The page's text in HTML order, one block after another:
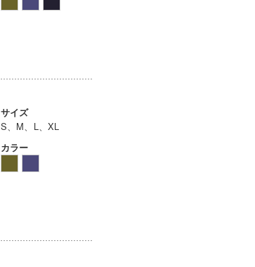
サイズ
S、M、L、XL
カラー